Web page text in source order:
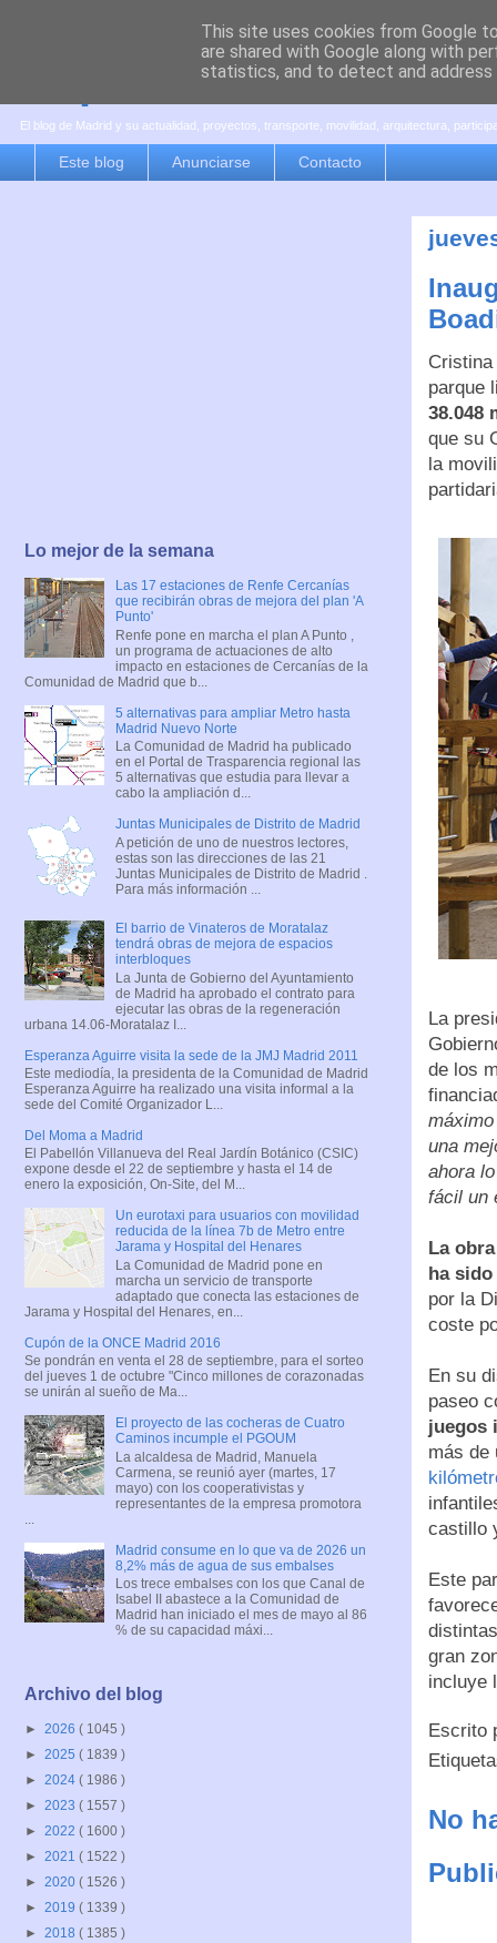
es por madrid
El blog de Madrid y su actualidad, proyectos, transporte, movilidad, arquitectura,
Este blog Anunciarse Contacto
Cristina
parque
38.048
que su
la
La
de los
una
ahora
fácil un
La
ha
por la
coste
En su
paseo
juegos
más de
castillo
Este
gran
incluye
Escrito
No
Lo mejor de la semana
Las 17 estaciones de Renfe Cercanías
que recibirán obras de mejora del plan 'A
Punto'
Renfe pone en marcha el plan A Punto ,
un programa de actuaciones de alto
impacto en estaciones de Cercanías de la
Comunidad de Madrid que b...
5 alternativas para ampliar Metro hasta
Madrid Nuevo Norte
La Comunidad de Madrid ha publicado
en el Portal de Trasparencia regional las
5 alternativas que estudia para llevar a
cabo la ampliación d...
Juntas Municipales de Distrito de Madrid
A petición de uno de nuestros lectores,
estas son las direcciones de las 21
Juntas Municipales de Distrito de Madrid .
Para más información ...
El barrio de Vinateros de Moratalaz
tendrá obras de mejora de espacios
interbloques
La Junta de Gobierno del Ayuntamiento
de Madrid ha aprobado el contrato para
ejecutar las obras de la regeneración
urbana 14.06-Moratalaz I...
Esperanza Aguirre visita la sede de la JMJ Madrid 2011
Este mediodía, la presidenta de la Comunidad de Madrid
Esperanza Aguirre ha realizado una visita informal a la
sede del Comité Organizador L...
Del Moma a Madrid
El Pabellón Villanueva del Real Jardín Botánico (CSIC)
expone desde el 22 de septiembre y hasta el 14 de
enero la exposición, On-Site, del M...
Un eurotaxi para usuarios con movilidad
reducida de la línea 7b de Metro entre
Jarama y Hospital del Henares
La Comunidad de Madrid pone en
marcha un servicio de transporte
adaptado que conecta las estaciones de
Jarama y Hospital del Henares, en...
Cupón de la ONCE Madrid 2016
Se pondrán en venta el 28 de septiembre, para el sorteo
del jueves 1 de octubre "Cinco millones de corazonadas
se unirán al sueño de Ma...
El proyecto de las cocheras de Cuatro
Caminos incumple el PGOUM
La alcaldesa de Madrid, Manuela
Carmena, se reunió ayer (martes, 17
mayo) con los cooperativistas y
representantes de la empresa promotora
Madrid consume en lo que va de 2026 un
8,2% más de agua de sus embalses
Los trece embalses con los que Canal de
Isabel II abastece a la Comunidad de
Madrid han iniciado el mes de mayo al 86
% de su capacidad máxi...
Archivo del blog
► 2026 ( 1045 )
► 2025 ( 1839 )
► 2024 ( 1986 )
► 2023 ( 1557 )
► 2022 ( 1600 )
► 2021 ( 1522 )
► 2020 ( 1526 )
► 2019 ( 1339 )
► 2018 ( 1385 )
This site uses cookies from Google
are shared with Google along with
statistics, and to detect and address